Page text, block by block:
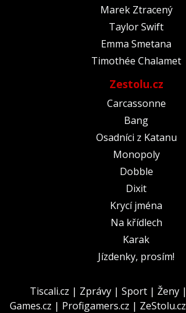
Marek Ztracený
Taylor Swift
Emma Smetana
Timothée Chalamet
Zestolu.cz
Carcassonne
Bang
Osadníci z Katanu
Monopoly
Dobble
Dixit
Krycí jména
Na křídlech
Karak
Jízdenky, prosím!
Tiscali.cz | Zprávy | Sport | Ženy |
Games.cz | Profigamers.cz | ZeStolu.cz